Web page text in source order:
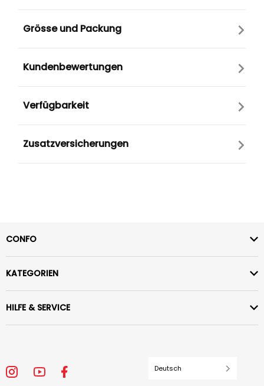
Grösse und Packung
Kundenbewertungen
Verfügbarkeit
Zusatzversicherungen
CONFO
KATEGORIEN
HILFE & SERVICE
Deutsch